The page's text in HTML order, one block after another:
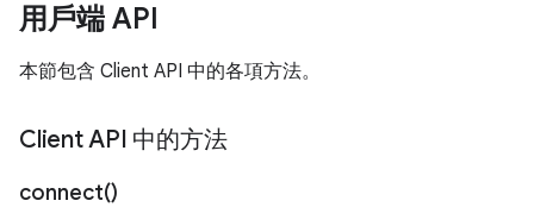
用戶端 API
本節包含 Client API 中的各項方法。
Client API 中的方法
connect()